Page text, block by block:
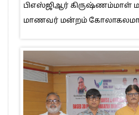
பிஎஸ்ஜிஆர் கிருஷ்ணம்மாள்
மாணவர் மன்றம்